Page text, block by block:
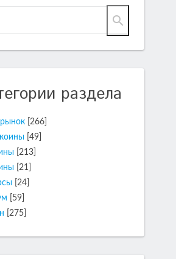
раздела
[266]
[49]
[213]
[21]
[24]
[59]
[275]